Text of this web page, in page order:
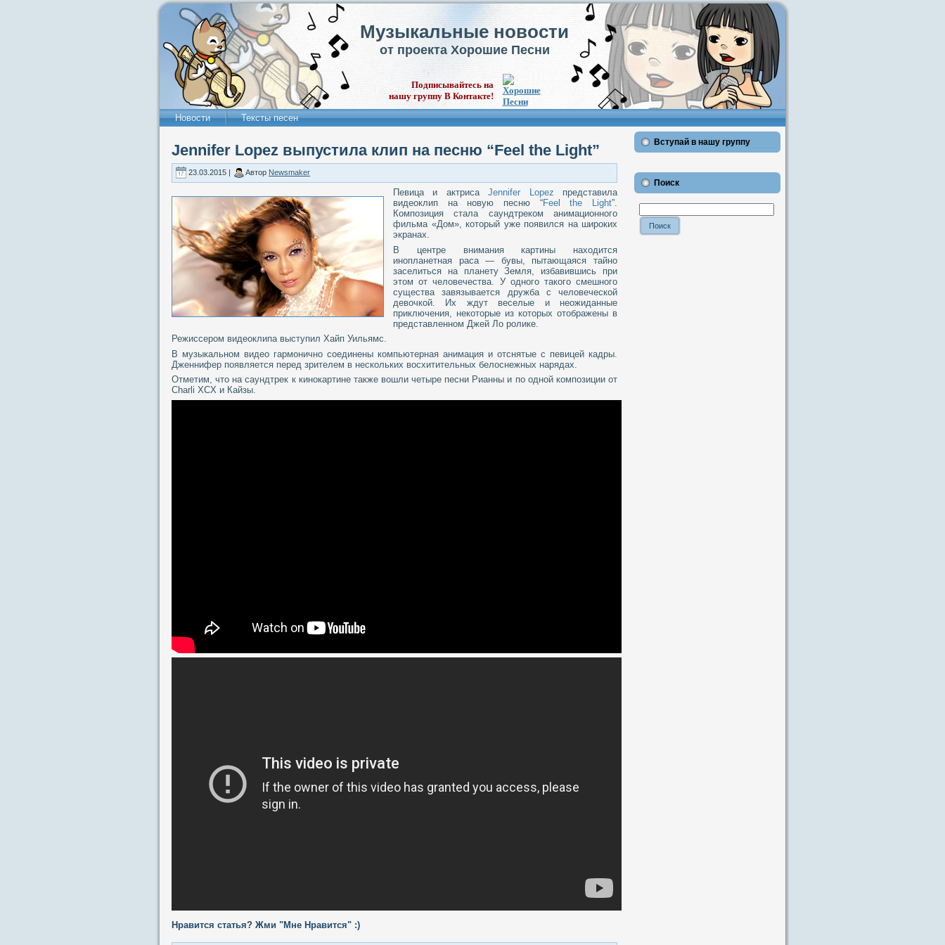
Музыкальные новости
от проекта Хорошие Песни
Подписывайтесь на
нашу группу В Контакте!
Новости Тексты песен
Jennifer Lopez выпустила клип на песню “Feel the Light”
23.03.2015 | Автор Newsmaker
Певица и актрисаJennifer Lopez представила
видеоклип на новую песню “Feel the Light”.
Композиция стала саундтреком анимационного
фильма «Дом», который уже появился на широких
экранах.
В центре внимания картины находится
инопланетная раса — бувы, пытающаяся тайно
заселиться на планету Земля, избавившись при
этом от человечества. У одного такого смешного
существа завязывается дружба с человеческой
девочкой. Их ждут веселые и неожиданные
приключения, некоторые из которых отображены в
представленном Джей Ло ролике.
Режиссером видеоклипа выступил Хайп Уильямс.
В музыкальном видео гармонично соединены компьютерная анимация и отснятые с певицей кадры.
Дженнифер появляется перед зрителем в нескольких восхитительных белоснежных нарядах.
Отметим, что на саундтрек к кинокартине также вошли четыре песни Рианны и по одной композиции от
Charli XCX и Кайзы.
Нравится статья? Жми "Мне Нравится" :)
Вступай в нашу группу
Поиск